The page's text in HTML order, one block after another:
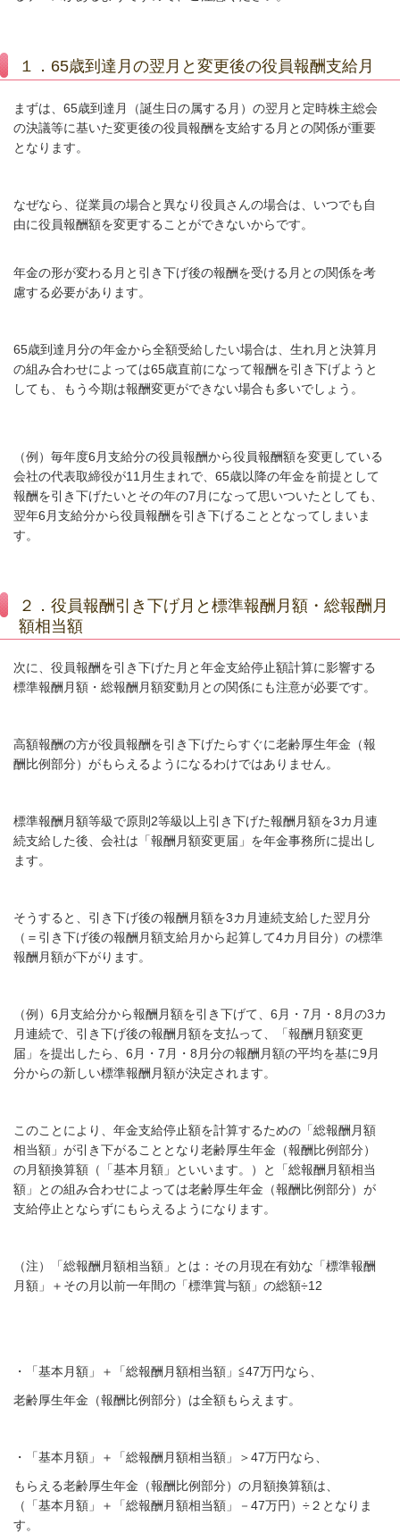
１．65歳到達月の翌月と変更後の役員報酬支給月
まずは、65歳到達月（誕生日の属する月）の翌月と定時株主総会
の決議等に基いた変更後の役員報酬を支給する月との関係が重要
となります。
なぜなら、従業員の場合と異なり役員さんの場合は、いつでも自
由に役員報酬額を変更することができないからです。
年金の形が変わる月と引き下げ後の報酬を受ける月との関係を考
慮する必要があります。
65歳到達月分の年金から全額受給したい場合は、生れ月と決算月
の組み合わせによっては65歳直前になって報酬を引き下げようと
しても、もう今期は報酬変更ができない場合も多いでしょう。
（例）毎年度6 月支給分の役員報酬から役員報酬額を変更している
会社の代表取締役が11 月生まれで、 65歳以降の年金を前提として
報酬を引き下げたいとその年の7 月になって思いついたとしても、
翌年6 月支給分から役員報酬を引き下げることとなってしまいま
す。
２．役員報酬引き下げ月と標準報酬月額・総報酬月
額相当額
次に、役員報酬を引き下げた月と年金支給停止額計算に影響する
標準報酬月額・総報酬月額変動月との関係にも注意が必要です。
高額報酬の方が役員報酬を引き下げたらすぐに老齢厚生年金（報
酬比例部分）がもらえるようになるわけではありません。
標準報酬月額等級で原則 2等級以上引き下げた報酬月額を3カ月連
続支給した後、会社は「報酬月額変更届」を年金事務所に提出し
ます。
そうすると、引き下げ後の報酬月額を3カ月連続支給した翌月分
（＝引き下げ後の報酬月額支給月から起算して4カ月目分）の標準
報酬月額が下がります。
（例） 6 月支給分から報酬月額を引き下げて、 6 月・ 7 月・ 8 月の3カ
月連続で、引き下げ後の報酬月額を支払って、「報酬月額変更
届」を提出したら、 6 月・ 7 月・ 8 月分の報酬月額の平均を基に9 月
分からの新しい標準報酬月額が決定されます。
このことにより、年金支給停止額を計算するための「総報酬月額
相当額」が引き下がることとなり老齢厚生年金（報酬比例部分）
の月額換算額（「基本月額」といいます。）と「総報酬月額相当
額」との組み合わせによっては老齢厚生年金（報酬比例部分）が
支給停止とならずにもらえるようになります。
（注）「総報酬月額相当額」とは：その月現在有効な「標準報酬
月額」＋その月以前一年間の「標準賞与額」の総額÷12
・「基本月額」＋「総報酬月額相当額」≦47万円なら、
老齢厚生年金（報酬比例部分）は全額もらえます。
・「基本月額」＋「総報酬月額相当額」＞47万円なら、
もらえる老齢厚生年金（報酬比例部分）の月額換算額は、
（「基本月額」＋「総報酬月額相当額」－ 47万円）÷２となりま
す。